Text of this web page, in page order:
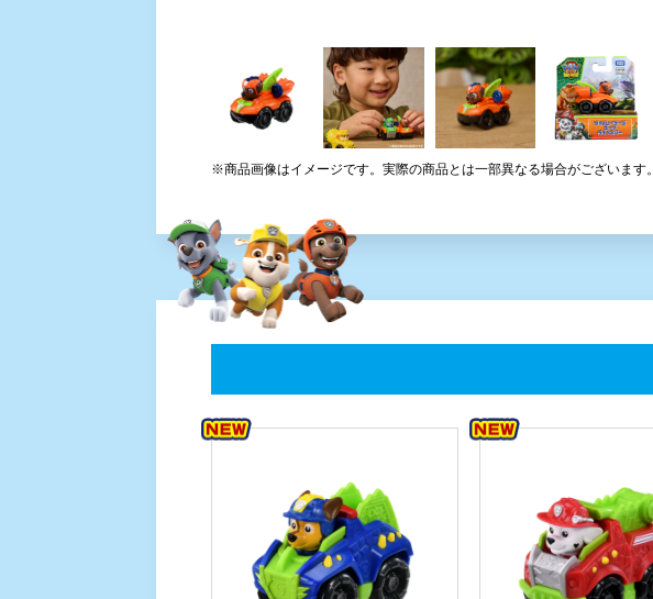
※商品画像はイメージです。実際の商品とは一部異なる場合がございます。